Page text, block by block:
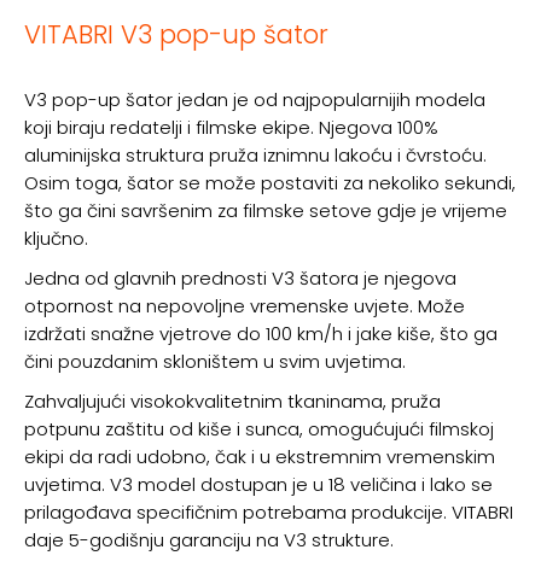
VITABRI V3 pop-up šator
V3 pop-up šator jedan je od najpopularnijih modela
koji biraju redatelji i filmske ekipe. Njegova 100%
aluminijska struktura pruža iznimnu lakoću i čvrstoću.
Osim toga, šator se može postaviti za nekoliko sekundi,
što ga čini savršenim za filmske setove gdje je vrijeme
ključno.
Jedna od glavnih prednosti V3 šatora je njegova
otpornost na nepovoljne vremenske uvjete. Može
izdržati snažne vjetrove do 100 km/h i jake kiše, što ga
čini pouzdanim skloništem u svim uvjetima.
Zahvaljujući visokokvalitetnim tkaninama, pruža
potpunu zaštitu od kiše i sunca, omogućujući filmskoj
ekipi da radi udobno, čak i u ekstremnim vremenskim
uvjetima. V3 model dostupan je u 18 veličina i lako se
prilagođava specifičnim potrebama produkcije. VITABRI
daje 5-godišnju garanciju na V3 strukture.